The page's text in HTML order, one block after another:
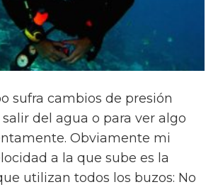
sufra cambios de presión
del agua o para ver algo
Obviamente mi
a la que sube es la
utilizan todos los buzos: No